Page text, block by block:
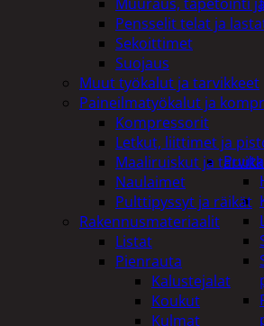
Pensselit telat ja
Sekoittimet
Suojaus
Muut työkalut ja tarvikkeet
Paineilmatyökalut ja
Kompressorit
Letkut, liittimet ja
Maaliruiskut ja
Naulaimet
Pulttipyssyt ja räikät
Rakennusmateriaalit
Listat
Pienrauta
Kalustejalat
Koukut
Kulmat